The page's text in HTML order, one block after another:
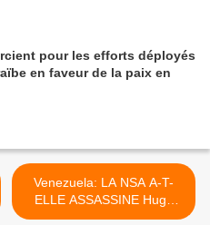
pour les efforts déployés
en faveur de la paix en
Venezuela: LA NSA A-T-
ELLE ASSASSINE Hugo
Chavez? >